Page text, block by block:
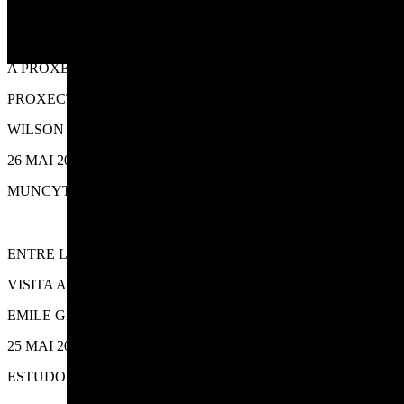
A PROXECCIÓN SONORA III
PROXECTO INCLUSIVO
WILSON ORTEGA, CHUS ÁLVAREZ
26 MAI 2024
MUNCYT
ENTRE LIÑAS III
VISITA AO ESTUDO
EMILE GIREAU
25 MAI 2024
ESTUDO EMILE GIREAU